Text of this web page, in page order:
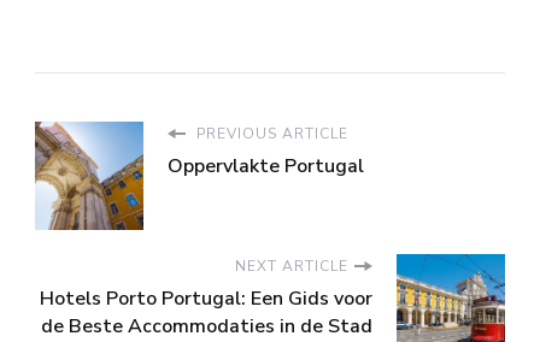
PREVIOUS ARTICLE
Oppervlakte Portugal
NEXT ARTICLE
Hotels Porto Portugal: Een Gids voor
de Beste Accommodaties in de Stad